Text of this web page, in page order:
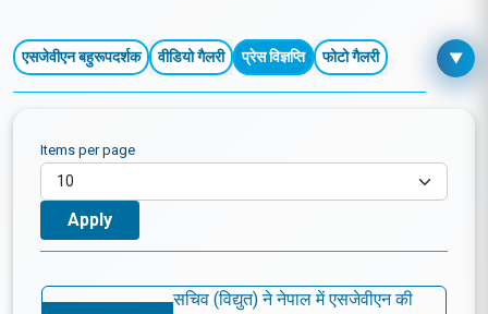
एसजेवीएन बहुरूपदर्शक वीडियो गैलरी प्रेस विज्ञप्ति फोटो गैलरी ▼
Items per page
सचिव (विद्युत) ने नेपाल में एसजेवीएन की